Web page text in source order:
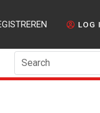
LOG
Search